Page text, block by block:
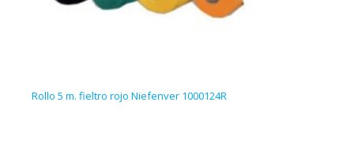
Rollo 5 m. fieltro rojo Niefenver 1000124R